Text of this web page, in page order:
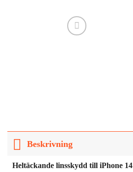
Beskrivning
Heltäckande linsskydd till iPhone 14